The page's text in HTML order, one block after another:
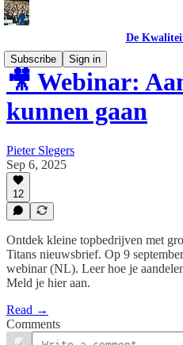
De
Subscribe
Sign in
🎥 Webinar:
kunnen gaan
Pieter Slegers
Sep 6, 2025
12
Ontdek kleine topbedrijven met
Titans nieuwsbrief. Op 9
webinar (NL). Leer hoe je
Meld je hier aan.
Read →
Comments